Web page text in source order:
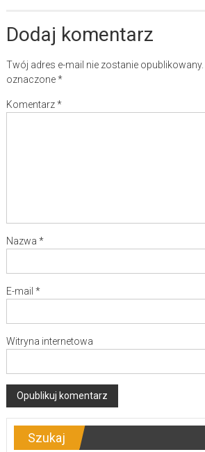
Dodaj komentarz
Twój adres e-mail nie zostanie opublikowany.
oznaczone*
Komentarz*
Nazwa *
E-mail *
Witryna internetowa
Szukaj